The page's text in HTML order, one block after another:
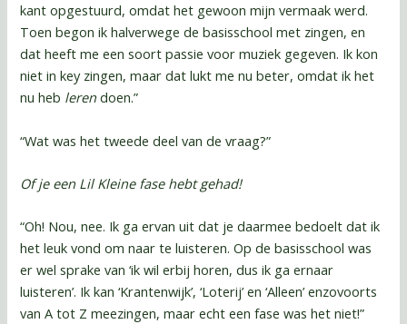
kant opgestuurd, omdat het gewoon mijn vermaak werd.
Toen begon ik halverwege de basisschool met zingen, en
dat heeft me een soort passie voor muziek gegeven. Ik kon
niet in key zingen, maar dat lukt me nu beter, omdat ik het
nu heb leren doen.”
“Wat was het tweede deel van de vraag?”
Of je een Lil Kleine fase hebt gehad!
“Oh! Nou, nee. Ik ga ervan uit dat je daarmee bedoelt dat ik
het leuk vond om naar te luisteren. Op de basisschool was
er wel sprake van ‘ik wil erbij horen, dus ik ga ernaar
luisteren’. Ik kan ‘Krantenwijk’, ‘Loterij’ en ‘Alleen’ enzovoorts
van A tot Z meezingen, maar echt een fase was het niet!”